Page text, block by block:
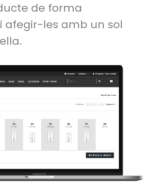
de forma
afegir-les amb un sol